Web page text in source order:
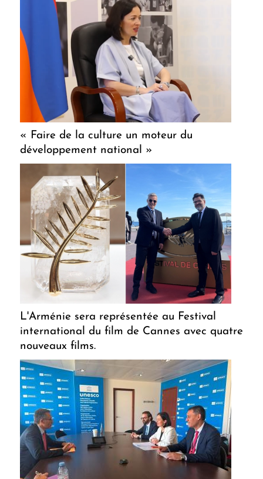
« Faire de la culture un moteur du
développement national »
L'Arménie sera représentée au Festival
international du film de Cannes avec quatre
nouveaux films.